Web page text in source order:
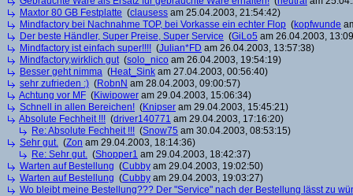
Maxtor 80 GB Festplatte (clausess am 25.04.2003, 21:54:42)
Mindfactory bei Nachnahme TOP, bei Vorkasse ein echter Flop (kopfwunde
Der beste Händler, Super Preise, Super Service (GiLo5 am 26.04.2003,
Mindfactory ist einfach super!!!! (Julian*FD am 26.04.2003, 13:57:38)
Mindfactory,wirklich gut(solo_nico am 26.04.2003, 19:54:19)
Besser geht nimma (Heat_Sink am 27.04.2003, 00:56:40)
sehr zufrieden :) (RobnN am 28.04.2003, 09:00:57)
Achtung vor MF (Kiwipower am 29.04.2003, 15:06:34)
Schnell in allen Bereichen! (Knipser am 29.04.2003, 15:45:21)
Absolute Fechheit !!! (driver140771 am 29.04.2003, 17:16:20)
Re: Absolute Fechheit !!! (Snow75 am 30.04.2003, 08:53:15)
Sehr gut. (Zon am 29.04.2003, 18:14:36)
Re: Sehr gut. (Shopper1 am 29.04.2003, 18:42:37)
Warten auf Bestellung (Cubby am 29.04.2003, 19:02:50)
Warten auf Bestellung (Cubby am 29.04.2003, 19:03:27)
Wo bleibt meine Bestellung??? Der "Service" nach der Bestellung lässt zu